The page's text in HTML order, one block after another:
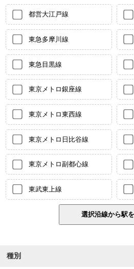
都営大江戸線
東急多摩川線
東急目黒線
東京メトロ銀座線
東京メトロ東西線
東京メトロ日比谷線
東京メトロ副都心線
東武東上線
種別